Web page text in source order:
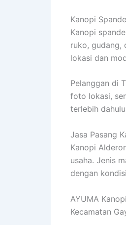
Kanopi
Kanopi
ruko, gudang,
lokasi dan
Pelanggan di
foto lokasi,
terlebih
Jasa Pasang
Kanopi
usaha. Jenis
dengan
AYUMA
Kecamatan